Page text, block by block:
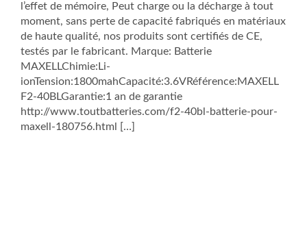
l’effet de mémoire, Peut charge ou la décharge à tout
moment, sans perte de capacité fabriqués en matériaux
de haute qualité, nos produits sont certifiés de CE,
testés par le fabricant. Marque: Batterie
MAXELLChimie:Li-
ionTension:1800mahCapacité:3.6VRéférence:MAXELL
F2-40BLGarantie:1 an de garantie
http://www.toutbatteries.com/f2-40bl-batterie-pour-
maxell-180756.html […]